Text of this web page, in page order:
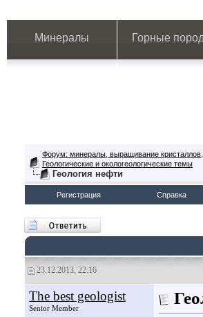
Минералы Горные
Форум: минералы, выращивание кристаллов,
Геологические и окологеологические темы
Геология нефти
Регистрация Справка
23.12.2013, 22:16
The best geologist
Senior Member